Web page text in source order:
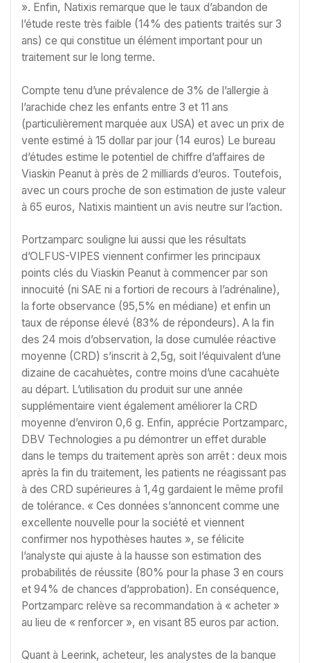
». Enfin, Natixis remarque que le taux d’abandon de
l’étude reste très faible (14% des patients traités sur 3
ans) ce qui constitue un élément important pour un
traitement sur le long terme.
Compte tenu d’une prévalence de 3% de l’allergie à
l’arachide chez les enfants entre 3 et 11 ans
(particulièrement marquée aux USA) et avec un prix de
vente estimé à 15 dollar par jour (14 euros) Le bureau
d’études estime le potentiel de chiffre d’affaires de
Viaskin Peanut à près de 2 milliards d’euros. Toutefois,
avec un cours proche de son estimation de juste valeur
à 65 euros, Natixis maintient un avis neutre sur l’action.
Portzamparc souligne lui aussi que les résultats
d’OLFUS-VIPES viennent confirmer les principaux
points clés du Viaskin Peanut à commencer par son
innocuité (ni SAE ni a fortiori de recours à l’adrénaline),
la forte observance (95,5% en médiane) et enfin un
taux de réponse élevé (83% de répondeurs). A la fin
des 24 mois d’observation, la dose cumulée réactive
moyenne (CRD) s’inscrit à 2,5g, soit l’équivalent d’une
dizaine de cacahuètes, contre moins d’une cacahuète
au départ. L’utilisation du produit sur une année
supplémentaire vient également améliorer la CRD
moyenne d’environ 0,6 g. Enfin, apprécie Portzamparc,
DBV Technologies a pu démontrer un effet durable
dans le temps du traitement après son arrêt : deux mois
après la fin du traitement, les patients ne réagissant pas
à des CRD supérieures à 1,4g gardaient le même profil
de tolérance. « Ces données s’annoncent comme une
excellente nouvelle pour la société et viennent
confirmer nos hypothèses hautes », se félicite
l’analyste qui ajuste à la hausse son estimation des
probabilités de réussite (80% pour la phase 3 en cours
et 94% de chances d’approbation). En conséquence,
Portzamparc relève sa recommandation à « acheter »
au lieu de « renforcer », en visant 85 euros par action.
Quant à Leerink, acheteur, les analystes de la banque